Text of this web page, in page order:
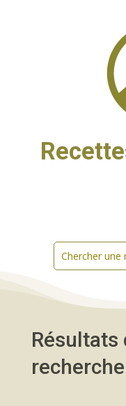
Résultats
recherche